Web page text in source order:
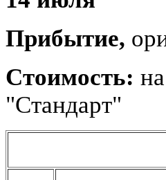
Прибытие,
Стоимость:
"Стандарт"